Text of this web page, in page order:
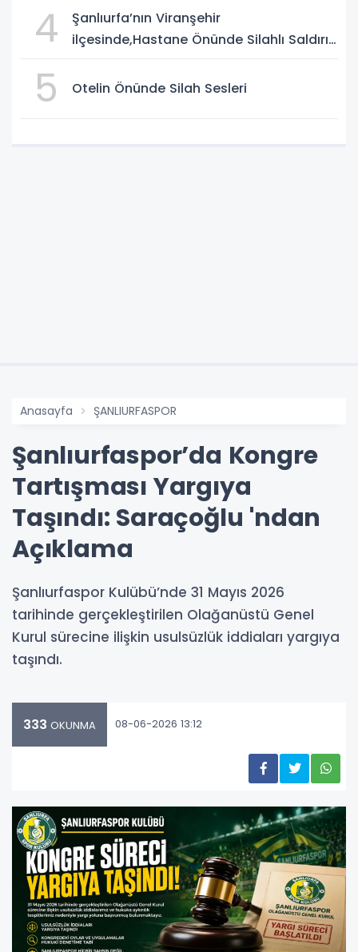
4
Şanlıurfa’nın Viranşehir
ilçesinde,Hastane Önünde Silahlı Saldırı:
5 Otelin Önünde Silah Sesleri
Anasayfa ŞANLIURFASPOR
Şanlıurfaspor’da Kongre
Tartışması Yargıya
Taşındı: Saraçoğlu 'ndan
Açıklama
Şanlıurfaspor Kulübü’nde 31 Mayıs 2026
tarihinde gerçekleştirilen Olağanüstü Genel
Kurul sürecine ilişkin usulsüzlük iddiaları yargıya
taşındı.
333 OKUNMA 08-06-2026 13:12